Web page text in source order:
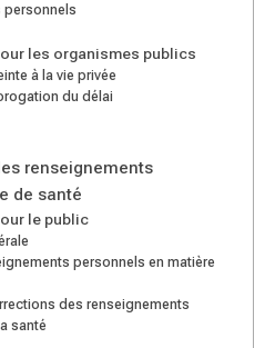
personnels
les organismes publics
à la vie privée
du délai
renseignements
de santé
le public
personnels en matière
des renseignements
santé